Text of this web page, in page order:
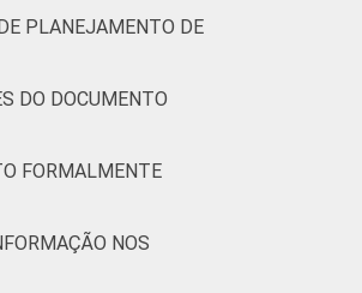
PLANEJAMENTO DE
DO DOCUMENTO
FORMALMENTE
NOS